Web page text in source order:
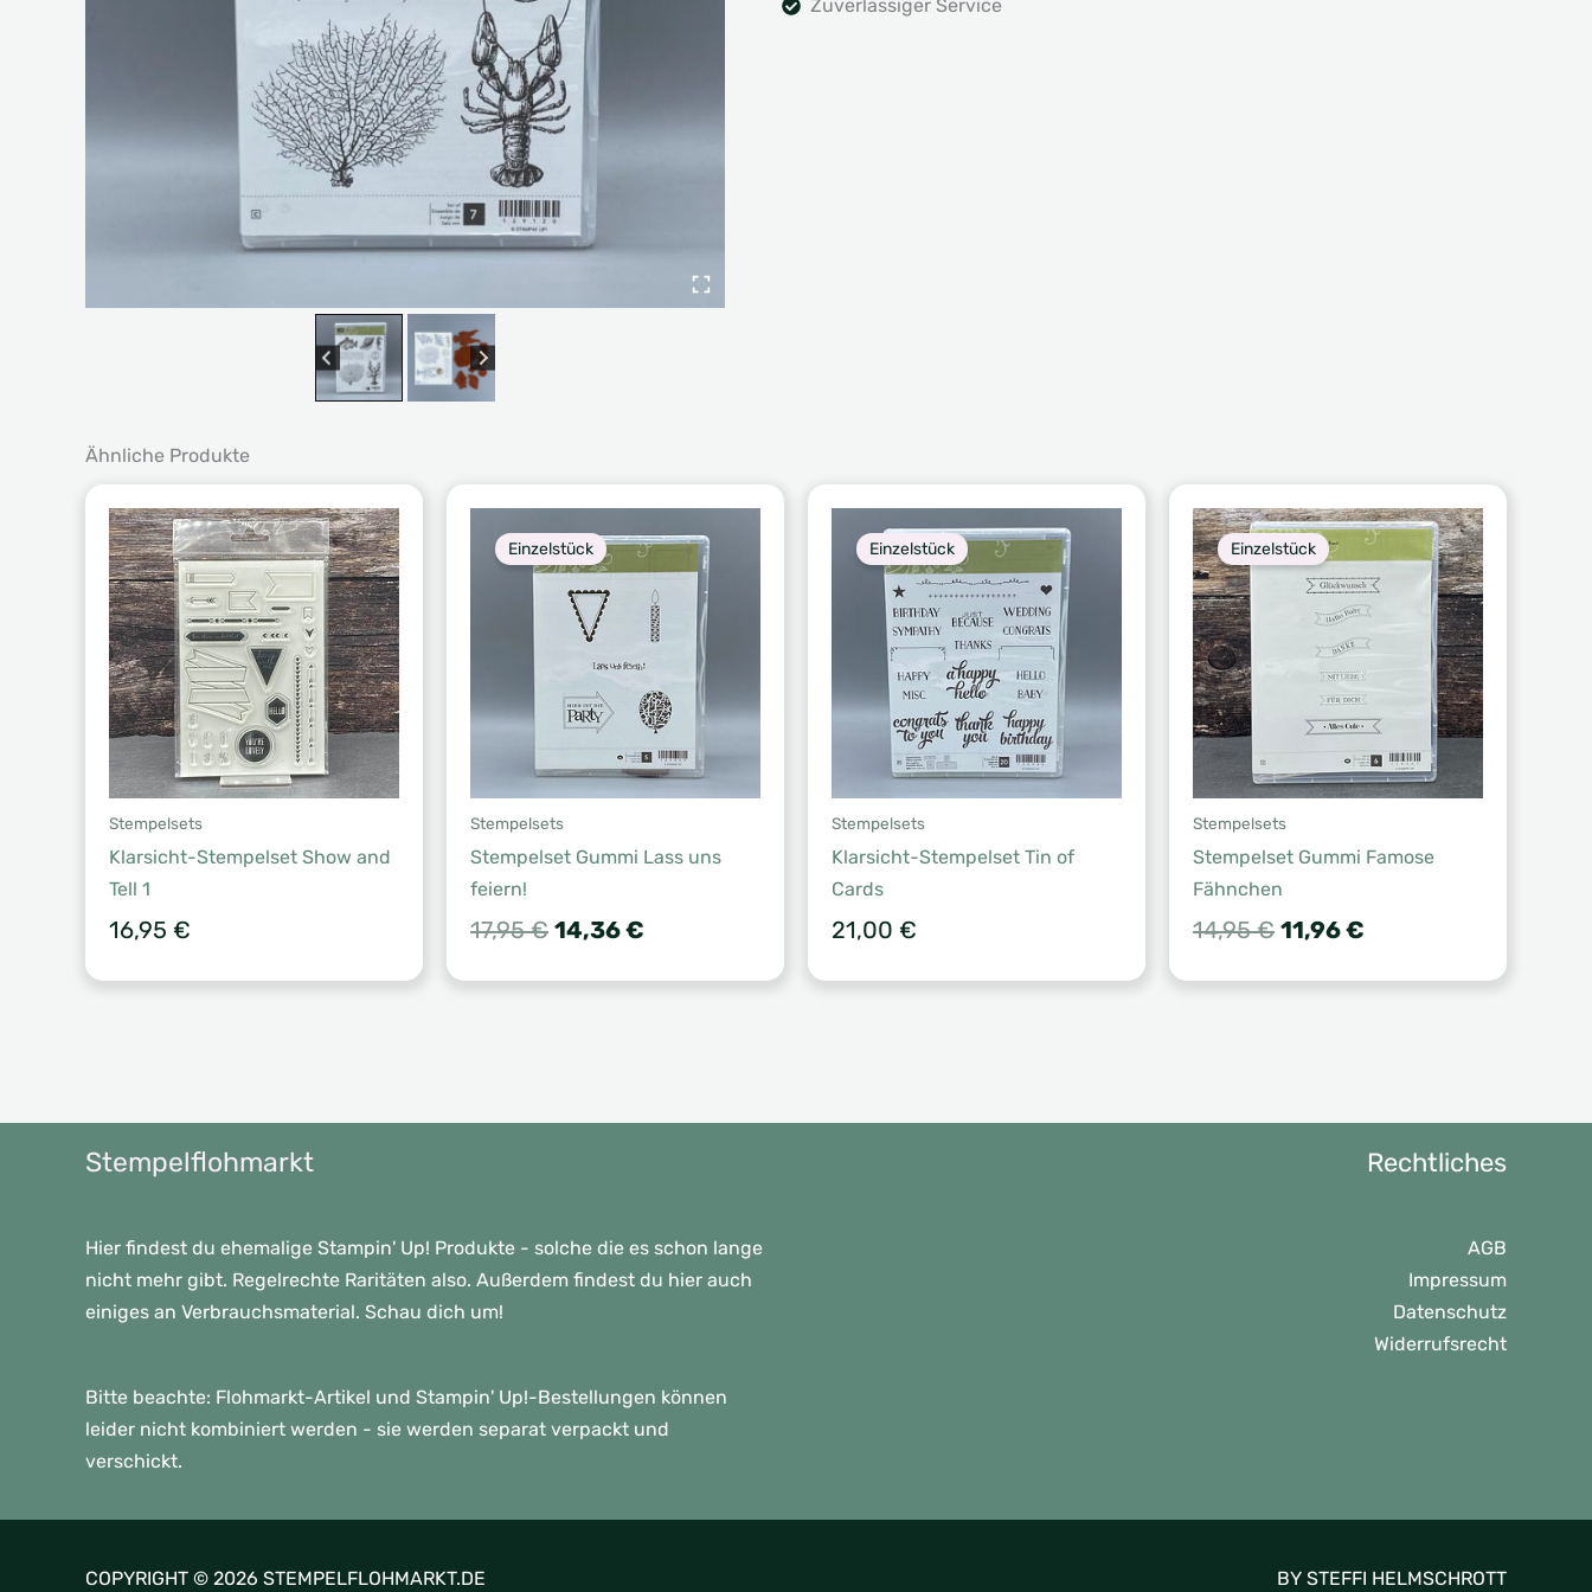
Zuverlässiger Service
Ähnliche Produkte
Stempelsets
Klarsicht-Stempelset Show and
Tell 1
16,95 €
Einzelstück
Stempelsets
Stempelset Gummi Lass uns
feiern!
17,95€ Ursprünglicher
war:
14,36€
ist:
Einzelstück
Stempelsets
Klarsicht-Stempelset Tin of
Cards
21,00 €
Einzelstück
Stempelsets
Stempelset Gummi Famose
Fähnchen
14,95€ Ursprünglicher
war:
11,96€
ist:
Stempelflohmarkt
Hier findest du ehemalige Stampin' Up! Produkte - solche die es schon lange
nicht mehr gibt. Regelrechte Raritäten also. Außerdem findest du hier auch
einiges an Verbrauchsmaterial. Schau dich um!
Bitte beachte: Flohmarkt-Artikel und Stampin' Up!-Bestellungen können
leider nicht kombiniert werden - sie werden separat verpackt und
verschickt.
Rechtliches
AGB
Impressum
Datenschutz
Widerrufsrecht
COPYRIGHT © 2026 STEMPELFLOHMARKT.DE BY STEFFI HELMSCHROTT